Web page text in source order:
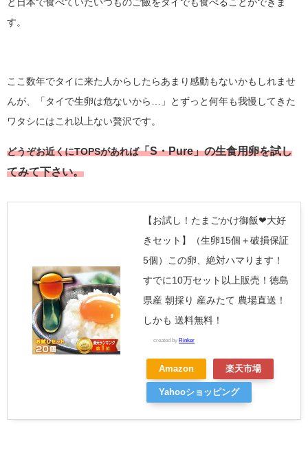
と日本で食べていたいつものご飯をタイでも食べることができま
す。
ここ数年でタイに来た人からしたらあまり感動もないかもしれませ
んが、「タイで生卵は危ないから…」とずっと何年も我慢してきた
ワタシにはこれ以上ない贅沢です。
どうぞお近くにTOPSがあれば「S・Pure」の生食用卵を試し
てみて下さい。
【お試し！たまごかけ御飯❤大好
きセット】（生卵15個＋破損保証
5個）この卵、絶対ハマります！
すでに10万セット以上販売！徳島
県産 朝採り 産みたて 農場直送！
しかも 送料無料！
created by Rinker
Amazon 楽天市場
Yahooショッピング